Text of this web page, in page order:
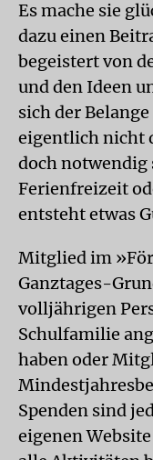
Es mache sie
dazu einen
begeistert von
und den Ideen
sich der
eigentlich nicht
doch notwendig
Ferienfreizeit
entsteht etwas
Mitglied im
Ganztages-
volljährigen
Schulfamilie
haben oder
Spenden sind
eigenen